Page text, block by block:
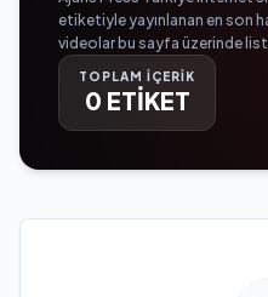
etiketiyle yayınlanan en son
videolar bu sayfa üzerinde
TOPLAM İÇERİK
0 ETİKET